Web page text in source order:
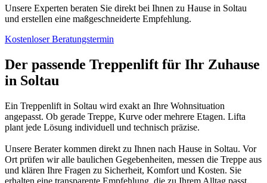
Unsere Experten beraten Sie direkt bei Ihnen zu Hause in Soltau
und erstellen eine maßgeschneiderte Empfehlung.
Kostenloser Beratungstermin
Der passende Treppenlift für Ihr Zuhause
in Soltau
Ein Treppenlift in Soltau wird exakt an Ihre Wohnsituation
angepasst. Ob gerade Treppe, Kurve oder mehrere Etagen. Lifta
plant jede Lösung individuell und technisch präzise.
Unsere Berater kommen direkt zu Ihnen nach Hause in Soltau. Vor
Ort prüfen wir alle baulichen Gegebenheiten, messen die Treppe aus
und klären Ihre Fragen zu Sicherheit, Komfort und Kosten. Sie